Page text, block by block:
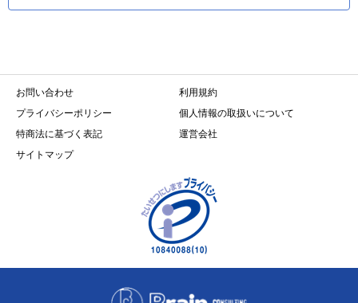
お問い合わせ
利用規約
プライバシーポリシー
個人情報の取扱いについて
特商法に基づく表記
運営会社
サイトマップ